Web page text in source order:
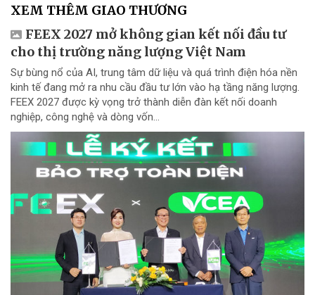
XEM THÊM GIAO THƯƠNG
FEEX 2027 mở không gian kết nối đầu tư
cho thị trường năng lượng Việt Nam
Sự bùng nổ của AI, trung tâm dữ liệu và quá trình điện hóa nền
kinh tế đang mở ra nhu cầu đầu tư lớn vào hạ tầng năng lượng.
FEEX 2027 được kỳ vọng trở thành diễn đàn kết nối doanh
nghiệp, công nghệ và dòng vốn...